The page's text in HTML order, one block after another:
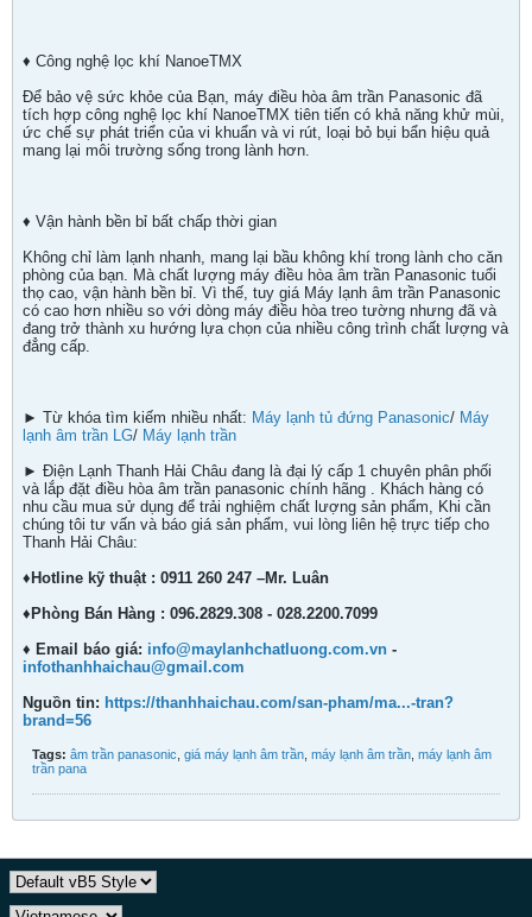
♦ Công nghệ lọc khí NanoeTMX
Để bảo vệ sức khỏe của Bạn, máy điều hòa âm trần Panasonic đã
tích hợp công nghệ lọc khí NanoeTMX tiên tiến có khả năng khử mùi,
ức chế sự phát triển của vi khuẩn và vi rút, loại bỏ bụi bẩn hiệu quả
mang lại môi trường sống trong lành hơn.
♦ Vận hành bền bỉ bất chấp thời gian
Không chỉ làm lạnh nhanh, mang lại bầu không khí trong lành cho căn
phòng của bạn. Mà chất lượng máy điều hòa âm trần Panasonic tuổi
thọ cao, vận hành bền bỉ. Vì thế, tuy giá Máy lạnh âm trần Panasonic
có cao hơn nhiều so với dòng máy điều hòa treo tường nhưng đã và
đang trở thành xu hướng lựa chọn của nhiều công trình chất lượng và
đẳng cấp.
► Từ khóa tìm kiếm nhiều nhất: Máy lạnh tủ đứng Panasonic/ Máy
lạnh âm trần LG/ Máy lạnh trần
► Điện Lạnh Thanh Hải Châu đang là đại lý cấp 1 chuyên phân phối
và lắp đặt điều hòa âm trần panasonic chính hãng . Khách hàng có
nhu cầu mua sử dụng để trải nghiệm chất lượng sản phẩm, Khi cần
chúng tôi tư vấn và báo giá sản phẩm, vui lòng liên hệ trực tiếp cho
Thanh Hải Châu:
♦Hotline kỹ thuật : 0911 260 247 –Mr. Luân
♦Phòng Bán Hàng : 096.2829.308 - 028.2200.7099
♦ Email báo giá: info@maylanhchatluong.com.vn -
infothanhhaichau@gmail.com
Nguồn tin: https://thanhhaichau.com/san-pham/ma...-tran?
brand=56
Tags: âm trần panasonic giá máy lạnh âm trần máy lạnh âm trần máy lạnh âm
trần pana